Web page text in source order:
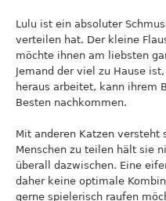
Lulu ist ein absoluter
verteilen hat. Der kleine
möchte ihnen am liebsten
Jemand der viel zu Hause
heraus arbeitet, kann ihrem
Besten nachkommen.
Mit anderen Katzen versteht
Menschen zu teilen hält sie
überall dazwischen. Eine
daher keine optimale
gerne spielerisch raufen